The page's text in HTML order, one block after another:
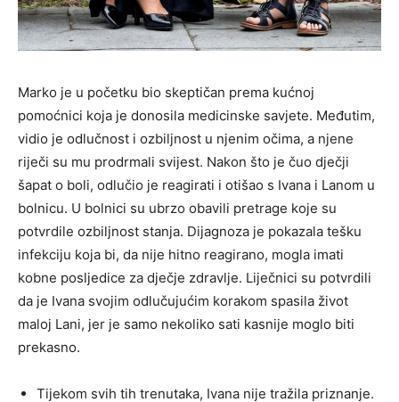
Marko je u početku bio skeptičan prema kućnoj
pomoćnici koja je donosila medicinske savjete. Međutim,
vidio je odlučnost i ozbiljnost u njenim očima, a njene
riječi su mu prodrmali svijest. Nakon što je čuo dječji
šapat o boli, odlučio je reagirati i otišao s Ivana i Lanom u
bolnicu. U bolnici su ubrzo obavili pretrage koje su
potvrdile ozbiljnost stanja. Dijagnoza je pokazala tešku
infekciju koja bi, da nije hitno reagirano, mogla imati
kobne posljedice za dječje zdravlje. Liječnici su potvrdili
da je Ivana svojim odlučujućim korakom spasila život
maloj Lani, jer je samo nekoliko sati kasnije moglo biti
prekasno.
Tijekom svih tih trenutaka, Ivana nije tražila priznanje.